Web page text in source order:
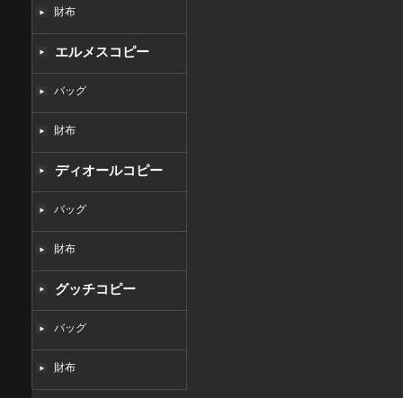
財布
エルメスコピー
バッグ
財布
ディオールコピー
バッグ
財布
グッチコピー
バッグ
財布